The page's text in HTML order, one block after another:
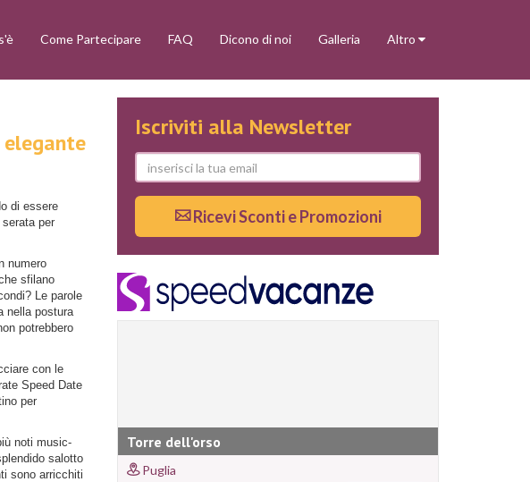
Come Partecipare FAQ Dicono di noi Galleria Altro
di essere
per
numero
sfilano
Le parole
nella postura
potrebbero
con le
Speed Date
per
noti music-
salotto
sono arricchiti
Iscriviti alla Newsletter
Ricevi Sconti e Promozioni
Torre dell'orso
Puglia